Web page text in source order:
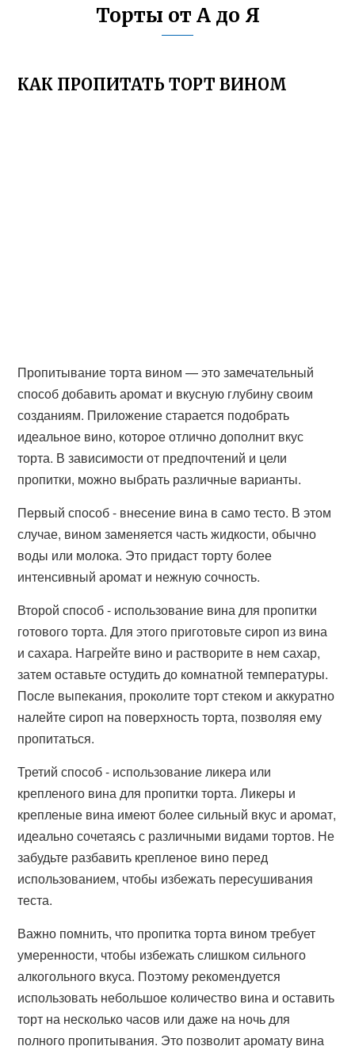
Торты от А до Я
КАК ПРОПИТАТЬ ТОРТ ВИНОМ
Пропитывание торта вином — это замечательный
способ добавить аромат и вкусную глубину своим
созданиям. Приложение старается подобрать
идеальное вино, которое отлично дополнит вкус
торта. В зависимости от предпочтений и цели
пропитки, можно выбрать различные варианты.
Первый способ - внесение вина в само тесто. В этом
случае, вином заменяется часть жидкости, обычно
воды или молока. Это придаст торту более
интенсивный аромат и нежную сочность.
Второй способ - использование вина для пропитки
готового торта. Для этого приготовьте сироп из вина
и сахара. Нагрейте вино и растворите в нем сахар,
затем оставьте остудить до комнатной температуры.
После выпекания, проколите торт стеком и аккуратно
налейте сироп на поверхность торта, позволяя ему
пропитаться.
Третий способ - использование ликера или
крепленого вина для пропитки торта. Ликеры и
крепленые вина имеют более сильный вкус и аромат,
идеально сочетаясь с различными видами тортов. Не
забудьте разбавить крепленое вино перед
использованием, чтобы избежать пересушивания
теста.
Важно помнить, что пропитка торта вином требует
умеренности, чтобы избежать слишком сильного
алкогольного вкуса. Поэтому рекомендуется
использовать небольшое количество вина и оставить
торт на несколько часов или даже на ночь для
полного пропитывания. Это позволит аромату вина